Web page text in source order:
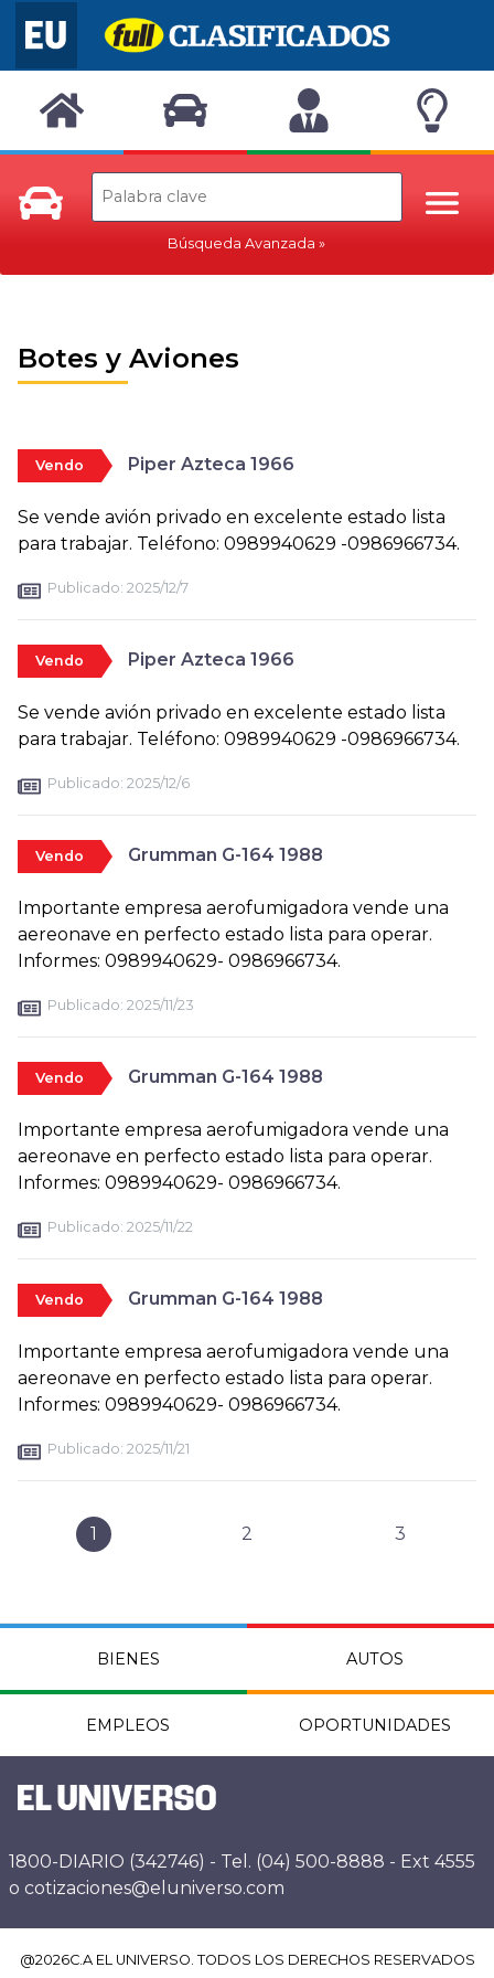
Búsqueda Avanzada
Botes y Aviones
Vendo Piper Azteca 1966
Se vende avión privado en excelente estado lista
para trabajar. Teléfono: 0989940629 -0986966734.
Publicado: 2025/12/7
Vendo Piper Azteca 1966
Se vende avión privado en excelente estado lista
para trabajar. Teléfono: 0989940629 -0986966734.
Publicado: 2025/12/6
Vendo Grumman G-164 1988
Importante empresa aerofumigadora vende una
aereonave en perfecto estado lista para operar.
Informes: 0989940629- 0986966734.
Publicado: 2025/11/23
Vendo Grumman G-164 1988
Importante empresa aerofumigadora vende una
aereonave en perfecto estado lista para operar.
Informes: 0989940629- 0986966734.
Publicado: 2025/11/22
Vendo Grumman G-164 1988
Importante empresa aerofumigadora vende una
aereonave en perfecto estado lista para operar.
Informes: 0989940629- 0986966734.
Publicado: 2025/11/21
1 2 3
BIENES AUTOS
EMPLEOS OPORTUNIDADES
1800-DIARIO (342746) - Tel. (04) 500-8888 - Ext 4555
o cotizaciones@eluniverso.com
@2026C.A EL UNIVERSO. TODOS LOS DERECHOS RESERVADOS